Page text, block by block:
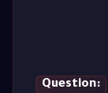
Question: